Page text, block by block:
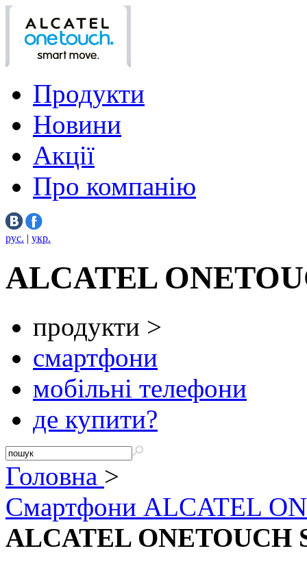
Продукти
Новини
Акції
Про компанію
рус. | укр.
ALCATEL
продукти >
смартфони
мобільні телефони
де купити?
Головна >
Смартфони ALCATEL
ALCATEL ONETOUCH